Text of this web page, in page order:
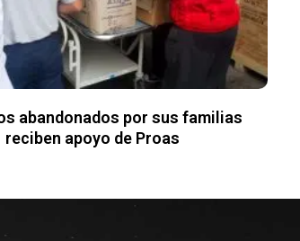
abandonados por sus familias
reciben apoyo de Proas